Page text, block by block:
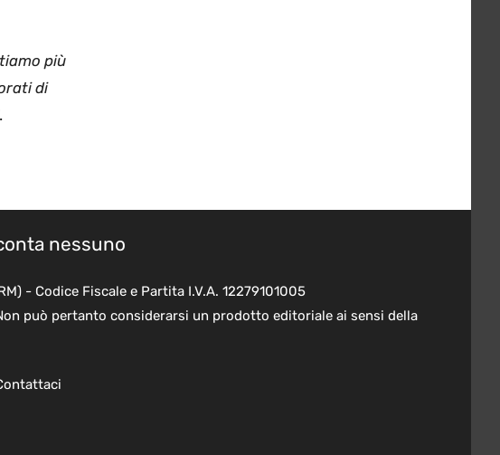
più
di
nessuno
- Codice Fiscale e Partita I.V.A. 12279101005
può pertanto considerarsi un prodotto editoriale ai sensi della